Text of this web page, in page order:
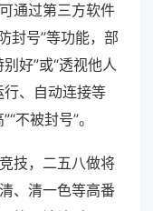
通过第三方软件
封号”等功能，部
好”或“透视他人
行、自动连接等
不被封号”。
技，二五八做将
、清一色等高番